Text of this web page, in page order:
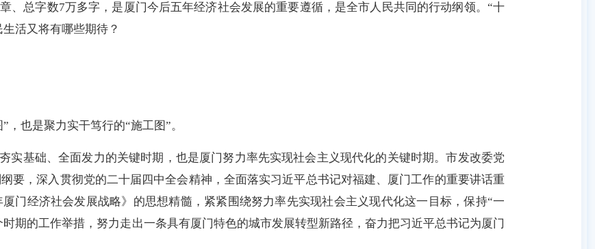
总字数7万多字，是厦门今后五年经济社会发展的重要遵循，是全市人民共同的行动纲领。“十
活又将有哪些期待？
也是聚力实干笃行的“施工图”。
基础、全面发力的关键时期，也是厦门努力率先实现社会主义现代化的关键时期。市发改委党
要，深入贯彻党的二十届四中全会精神，全面落实习近平总书记对福建、厦门工作的重要讲话重
门经济社会发展战略》的思想精髓，紧紧围绕努力率先实现社会主义现代化这一目标，保持“一
期的工作举措，努力走出一条具有厦门特色的城市发展转型新路径，奋力把习近平总书记为厦门